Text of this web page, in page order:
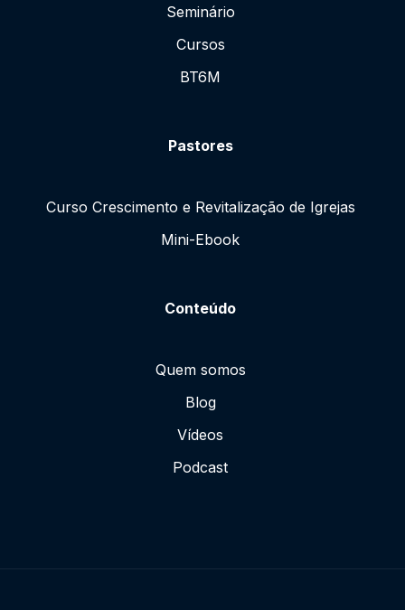
Seminário
Cursos
BT6M
Pastores
Curso Crescimento e Revitalização de Igrejas
Mini-Ebook
Conteúdo
Quem somos
Blog
Vídeos
Podcast